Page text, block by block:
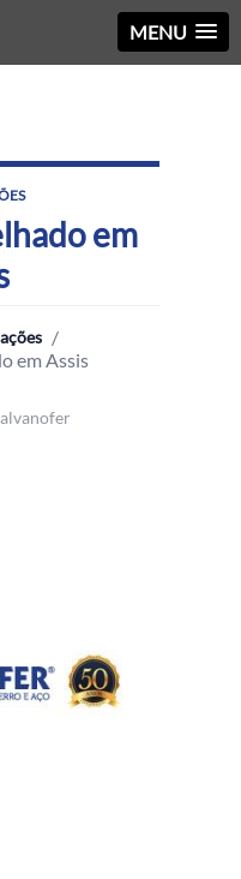
MENU
em
/
em Assis